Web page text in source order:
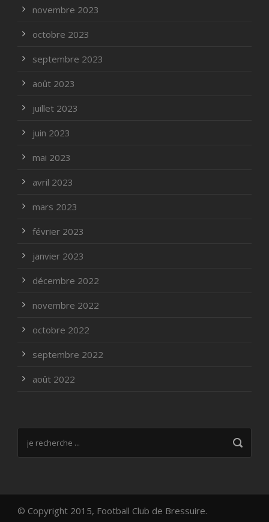
novembre 2023
octobre 2023
septembre 2023
août 2023
juillet 2023
juin 2023
mai 2023
avril 2023
mars 2023
février 2023
janvier 2023
décembre 2022
novembre 2022
octobre 2022
septembre 2022
août 2022
© Copyright 2015, Football Club de Bressuire.